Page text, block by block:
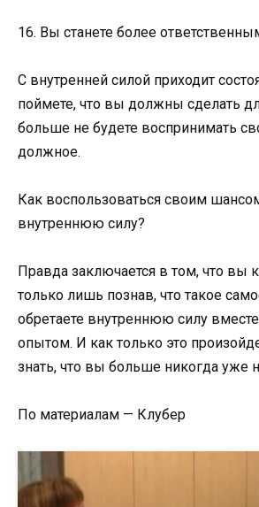
16. Вы станете более
С внутренней силой приходит
поймете, что вы должны сделать
больше не будете воспринимать
должное.
Как воспользоваться своим
внутреннюю силу?
Правда заключается в том, что вы
только лишь познав, что такое
обретаете внутреннюю силу
опытом. И как только это
знать, что вы больше никогда уже
По материалам — Клубер